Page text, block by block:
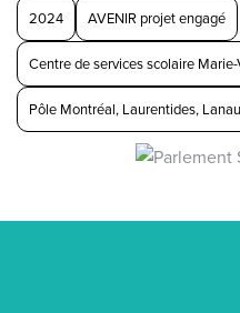
2024 AVENIR projet engagé
Centre de services scolaire
Pôle Montréal, Laurentides,